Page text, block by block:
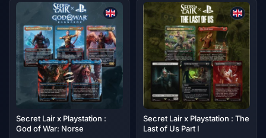
Secret Lair x Playstation :
God of War: Norse
Secret Lair x Playstation : The
Last of Us Part I